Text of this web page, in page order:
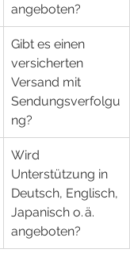
angeboten?
Gibt es einen
versicherten
Versand mit
Sendungsverfolgu
ng?
Wird
Unterstützung in
Deutsch, Englisch,
Japanisch o. ä.
angeboten?